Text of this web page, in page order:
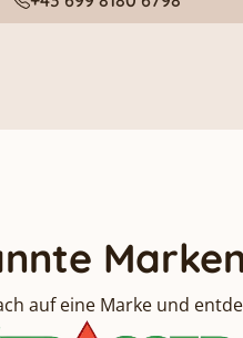
auf eine Marke und